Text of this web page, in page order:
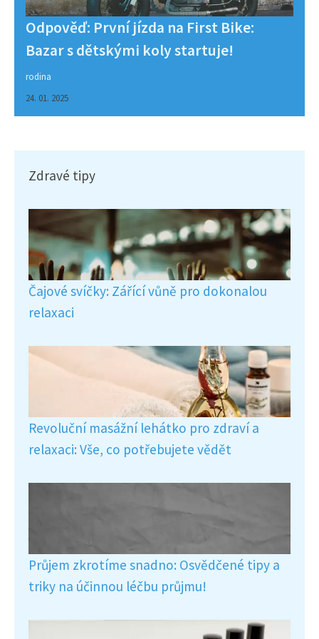
Odpověď: První jízda na First Bike:
Bazar s dětskými koly startuje!
rodina
24. 01. 2025
Zdravé tipy
Čajové svíčky: Zářící vůně pro dokonalou
relaxaci
Revoluční masážní lehátko pro zdraví a
relaxaci: Vše, co potřebujete vědět
Průjem zkrotíme snadno: Osvědčené tipy a
triky na účinnou léčbu průjmu!